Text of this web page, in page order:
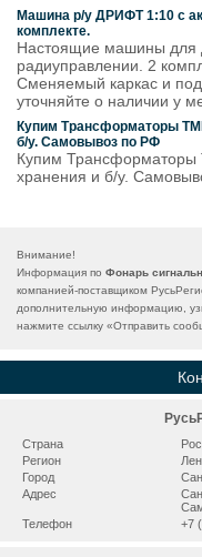
Машина р/у ДРИФТ 1:10 с
комплекте.
Настоящие машины для
радиуправлении. 2
Сменяемый каркас и
уточняйте о наличии у
Купим Трансформаторы
б/у. Самовывоз по РФ
Купим
хранения и б/у.
Внимание!
Информация по Фонарь
компанией-поставщиком
дополнительную информацию,
нажмите ссылку «Отправить
Страна
Регион
Город
Адрес
Телефон
+7